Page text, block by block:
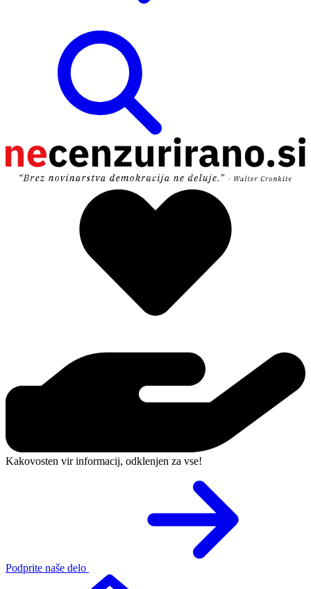
Kakovosten vir informacij, odklenjen za vse!
Podprite naše delo